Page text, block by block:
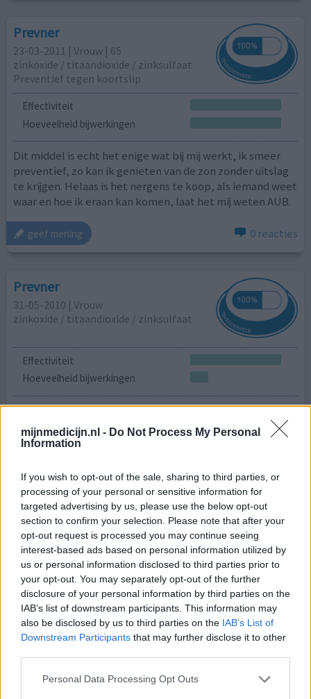
mijnmedicijn.nl - Do Not Process My Personal
Information
If you wish to opt-out of the sale, sharing to third parties, or
processing of your personal or sensitive information for
targeted advertising by us, please use the below opt-out
section to confirm your selection. Please note that after your
opt-out request is processed you may continue seeing
interest-based ads based on personal information utilized by
us or personal information disclosed to third parties prior to
your opt-out. You may separately opt-out of the further
disclosure of your personal information by third parties on the
IAB’s list of downstream participants. This information may
also be disclosed by us to third parties on the IAB’s List of
Downstream Participants that may further disclose it to other
Personal Data Processing Opt Outs
Prevner
23-03-2011 | Vrouw | 65
zinkoxide / titaandioxide / zinksulfaat
Preventief tegen koortslip
Effectiviteit
Hoeveelheid bijwerkingen
Dit middel is echt het enige wat bij mij werkt, ik smeer
preventief, zo kan ik genieten van de zon zonder uitslag
te krijgen. Helaas is het nergens te koop, als iemand weet
waar en hoe ik eraan kan komen, laat het mij weten AUB.
geef mening 0 reacties
Prevner
31-05-2010 | Vrouw
zinkoxide / titaandioxide / zinksulfaat
Effectiviteit
Hoeveelheid bijwerkingen
bij mij helpt het echt! als je het idee hebt dat je een
koortslip krijgt gelijk smeren, hij word niet groot en
brand ook niet zo erg!!
geef mening 0 reacties
1
Medicijnen met de meeste ervaringen
Mirena (2378)
Anticonceptie - overig
Sertraline (1274)